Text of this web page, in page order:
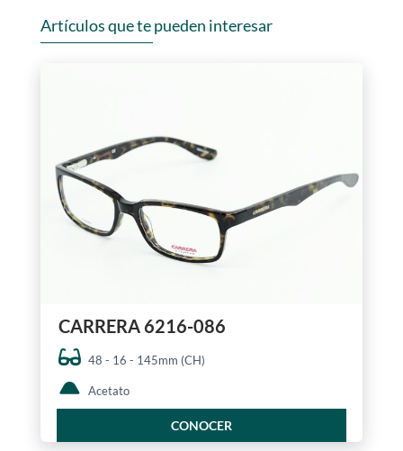
Artículos que te pueden interesar
CARRERA 6216-086
48 - 16 - 145mm (CH)
Acetato
CONOCER